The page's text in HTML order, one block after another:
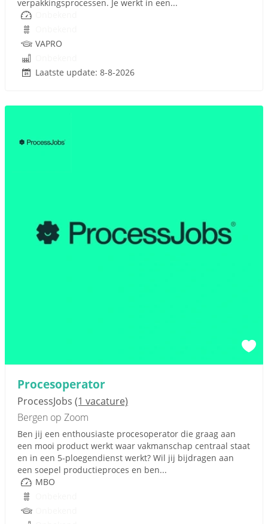
verpakkingsprocessen. Je werkt in een...
VAPRO
Laatste update: 8-8-2026
Procesoperator
ProcessJobs (1 vacature)
Bergen op Zoom
Ben jij een enthousiaste procesoperator die graag aan
een mooi product werkt waar vakmanschap centraal staat
en in een 5-ploegendienst werkt? Wil jij bijdragen aan
een soepel productieproces en ben...
MBO